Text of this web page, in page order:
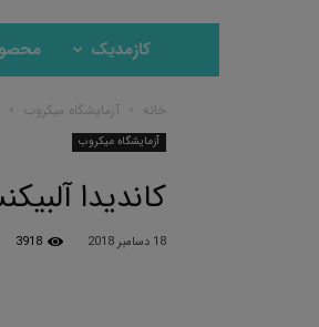
کازمدیک
خانه آزمایشگاه میکروب
آزمایشگاه میکروب
کاندیدا
18 دسامبر 2018 3918